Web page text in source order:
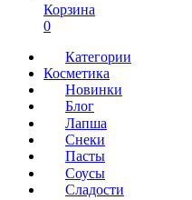
Корзина
0
Категории
Косметика
Новинки
Блог
Лапша
Снеки
Пасты
Соусы
Сладости